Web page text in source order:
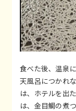
食べた後、温泉
天風呂につかれ
は、ホテルを出
は、金目鯛の煮